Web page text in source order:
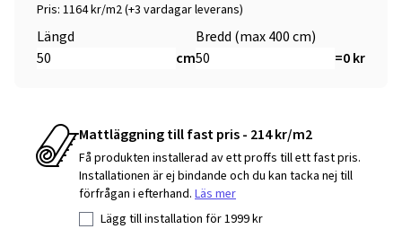
Pris: 1164 kr/m2 (+3 vardagar leverans)
Längd
cm
Bredd (max 400 cm)
=0kr
Mattläggning till fast pris - 214 kr/m2
Få produkten installerad av ett proffs till ett fast pris.
Installationen är ej bindande och du kan tacka nej till
förfrågan i efterhand. Läs mer
Lägg till installation för1999kr